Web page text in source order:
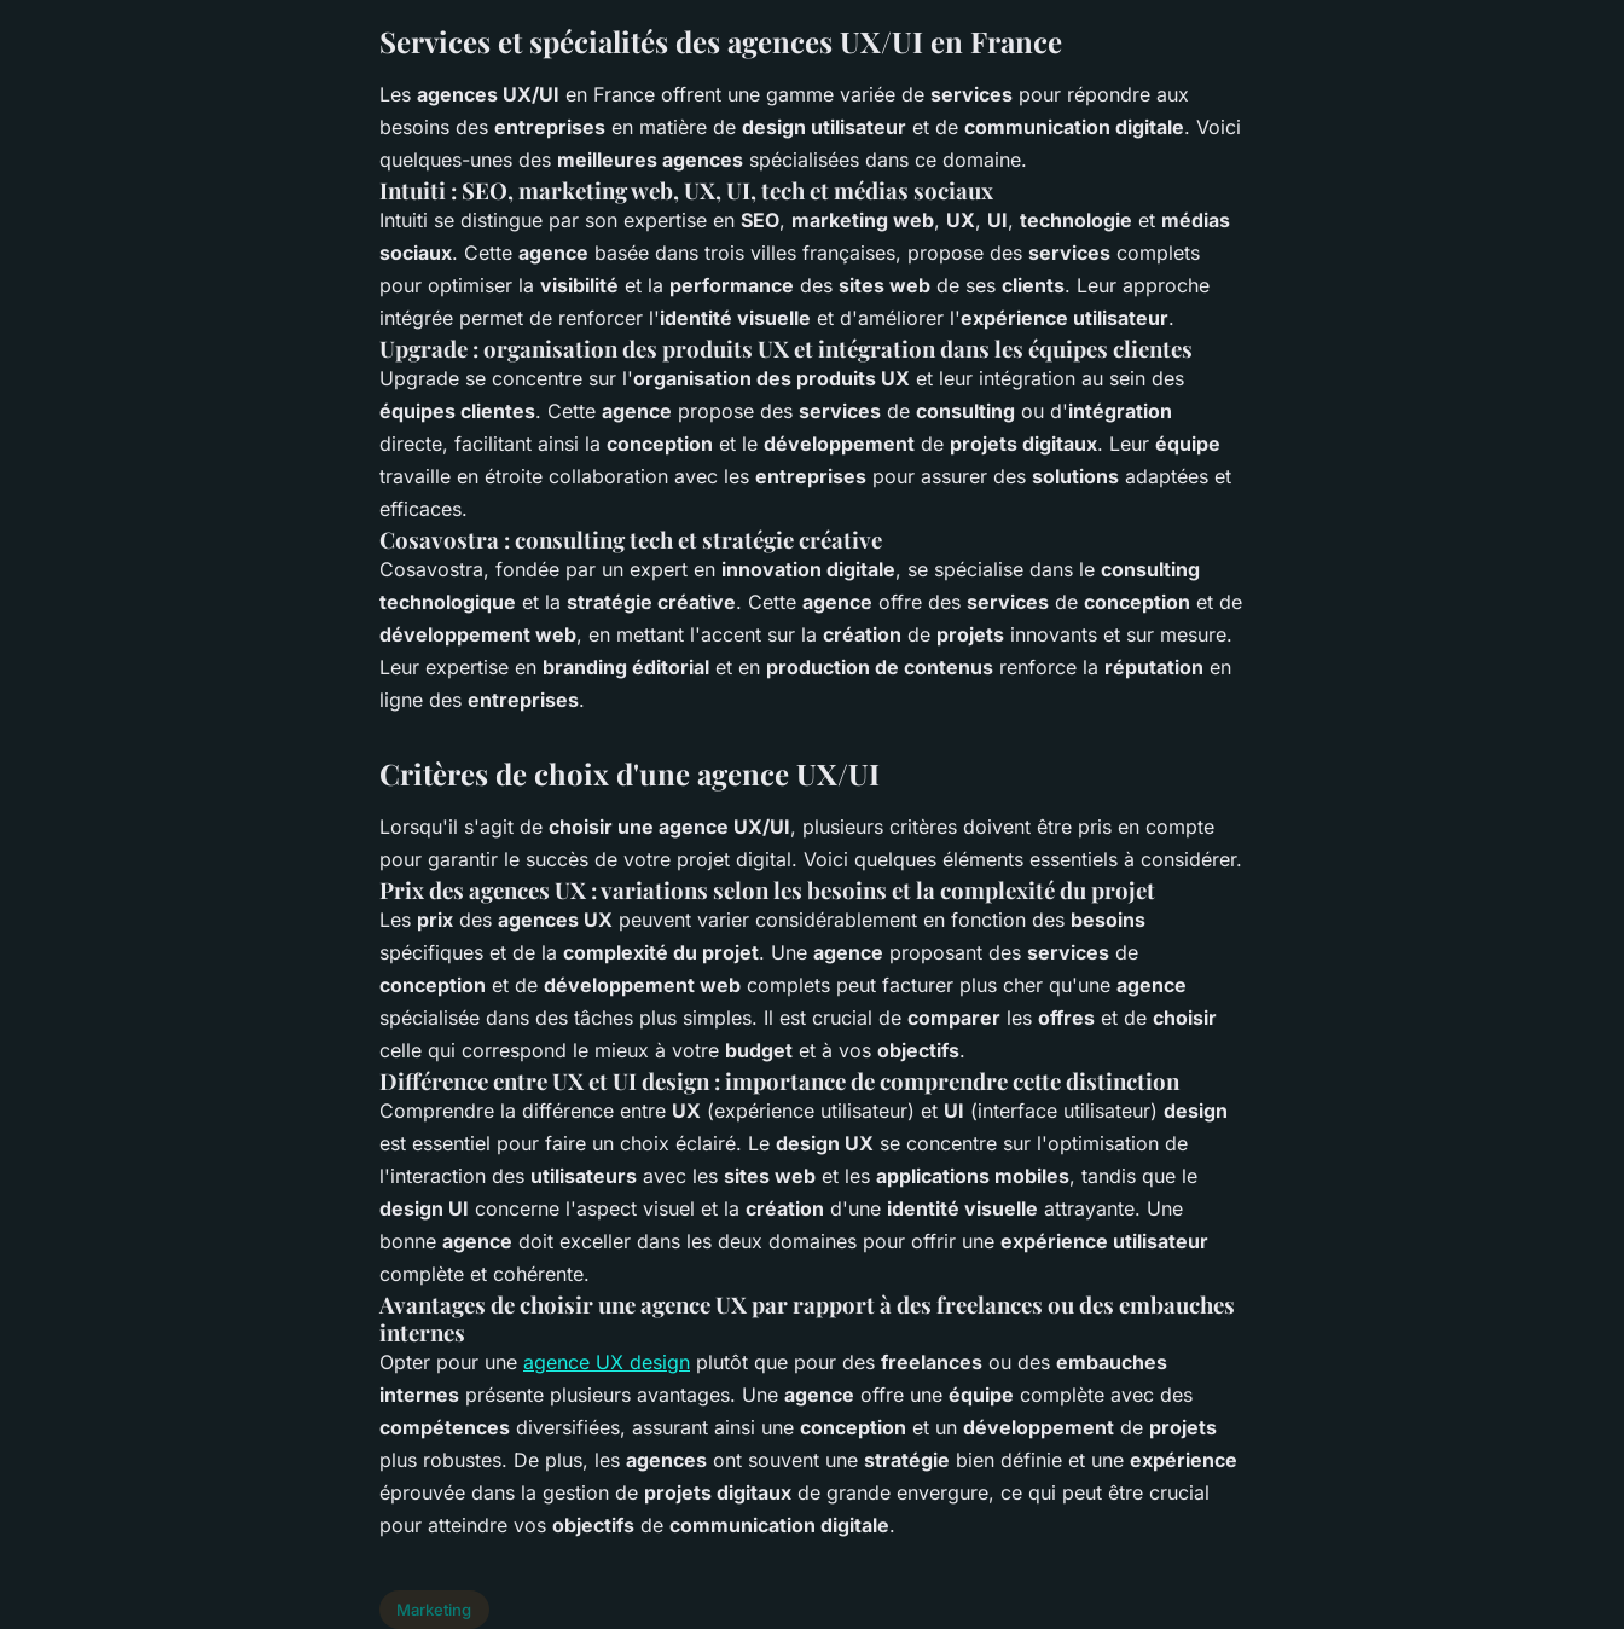
Services et spécialités des agences UX/UI en France
Les agences UX/UI en France offrent une gamme variée de services pour répondre aux
besoins des entreprises en matière de design utilisateur et de communication digitale. Voici
quelques-unes des meilleures agences spécialisées dans ce domaine.
Intuiti : SEO, marketing web, UX, UI, tech et médias sociaux
Intuiti se distingue par son expertise en SEO, marketing web, UX, UI, technologie et médias
sociaux. Cette agence basée dans trois villes françaises, propose des services complets
pour optimiser la visibilité et la performance des sites web de ses clients. Leur approche
intégrée permet de renforcer l'identité visuelle et d'améliorer l'expérience utilisateur.
Upgrade : organisation des produits UX et intégration dans les équipes clientes
Upgrade se concentre sur l'organisation des produits UX et leur intégration au sein des
équipes clientes. Cette agence propose des services de consulting ou d'intégration
directe, facilitant ainsi la conception et le développement de projets digitaux. Leur équipe
travaille en étroite collaboration avec les entreprises pour assurer des solutions adaptées et
efficaces.
Cosavostra : consulting tech et stratégie créative
Cosavostra, fondée par un expert en innovation digitale, se spécialise dans le consulting
technologique et la stratégie créative. Cette agence offre des services de conception et de
développement web, en mettant l'accent sur la création de projets innovants et sur mesure.
Leur expertise en branding éditorial et en production de contenus renforce la réputation en
ligne des entreprises.
Critères de choix d'une agence UX/UI
Lorsqu'il s'agit de choisir une agence UX/UI, plusieurs critères doivent être pris en compte
pour garantir le succès de votre projet digital. Voici quelques éléments essentiels à considérer.
Prix des agences UX : variations selon les besoins et la complexité du projet
Les prix des agences UX peuvent varier considérablement en fonction des besoins
spécifiques et de la complexité du projet. Une agence proposant des services de
conception et de développement web complets peut facturer plus cher qu'une agence
spécialisée dans des tâches plus simples. Il est crucial de comparer les offres et de choisir
celle qui correspond le mieux à votre budget et à vos objectifs.
Différence entre UX et UI design : importance de comprendre cette distinction
Comprendre la différence entre UX (expérience utilisateur) et UI (interface utilisateur) design
est essentiel pour faire un choix éclairé. Le design UX se concentre sur l'optimisation de
l'interaction des utilisateurs avec les sites web et les applications mobiles, tandis que le
design UI concerne l'aspect visuel et la création d'une identité visuelle attrayante. Une
bonne agence doit exceller dans les deux domaines pour offrir une expérience utilisateur
complète et cohérente.
Avantages de choisir une agence UX par rapport à des freelances ou des embauches
internes
Opter pour une agence UX design plutôt que pour des freelances ou des embauches
internes présente plusieurs avantages. Une agence offre une équipe complète avec des
compétences diversifiées, assurant ainsi une conception et un développement de projets
plus robustes. De plus, les agences ont souvent une stratégie bien définie et une expérience
éprouvée dans la gestion de projets digitaux de grande envergure, ce qui peut être crucial
pour atteindre vos objectifs de communication digitale.
Marketing